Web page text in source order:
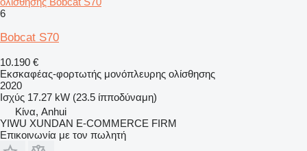
6
Bobcat S70
10.190 €
Εκσκαφέας-φορτωτής μονόπλευρης ολίσθησης
2020
Ισχύς 17.27 kW (23.5 ίπποδύναμη)
Κίνα, Anhui
YIWU XUNDAN E-COMMERCE FIRM
Επικοινωνία με τον πωλητή